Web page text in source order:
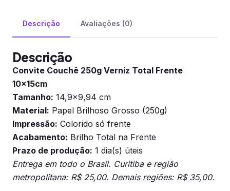
Descrição Avaliações (0)
Descrição
Convite Couchê 250g Verniz Total Frente
10x15cm
Tamanho: 14,9×9,94 cm
Material: Papel Brilhoso Grosso (250g)
Impressão: Colorido só frente
Acabamento: Brilho Total na Frente
Prazo de produção: 1 dia(s) úteis
Entrega em todo o Brasil. Curitiba e região
metropolitana: R$ 25,00. Demais regiões: R$ 35,00.